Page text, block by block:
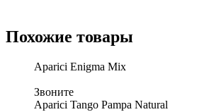
Похожие товары
Aparici Enigma Mix
Звоните
Aparici Tango Pampa Natural